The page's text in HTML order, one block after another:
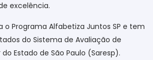
excelência.
o Programa Alfabetiza Juntos SP e tem
do Sistema de Avaliação de
Estado de São Paulo (Saresp).